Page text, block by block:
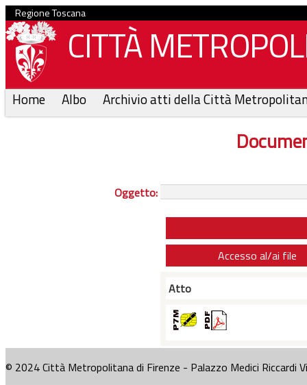
Regione Toscana
CITTÀ
Home Albo Archivio atti della Città
Oggetto:
Accesso al/ai file
Atto
© 2024 Città Metropolitana di Firenze - Palazzo Medici Riccardi